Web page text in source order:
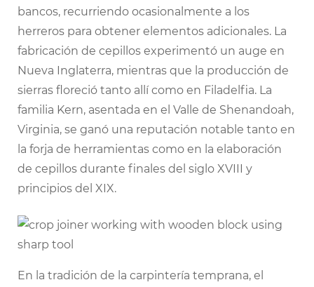
bancos, recurriendo ocasionalmente a los
herreros para obtener elementos adicionales. La
fabricación de cepillos experimentó un auge en
Nueva Inglaterra, mientras que la producción de
sierras floreció tanto allí como en Filadelfia. La
familia Kern, asentada en el Valle de Shenandoah,
Virginia, se ganó una reputación notable tanto en
la forja de herramientas como en la elaboración
de cepillos durante finales del siglo XVIII y
principios del XIX.
En la tradición de la carpintería temprana, el